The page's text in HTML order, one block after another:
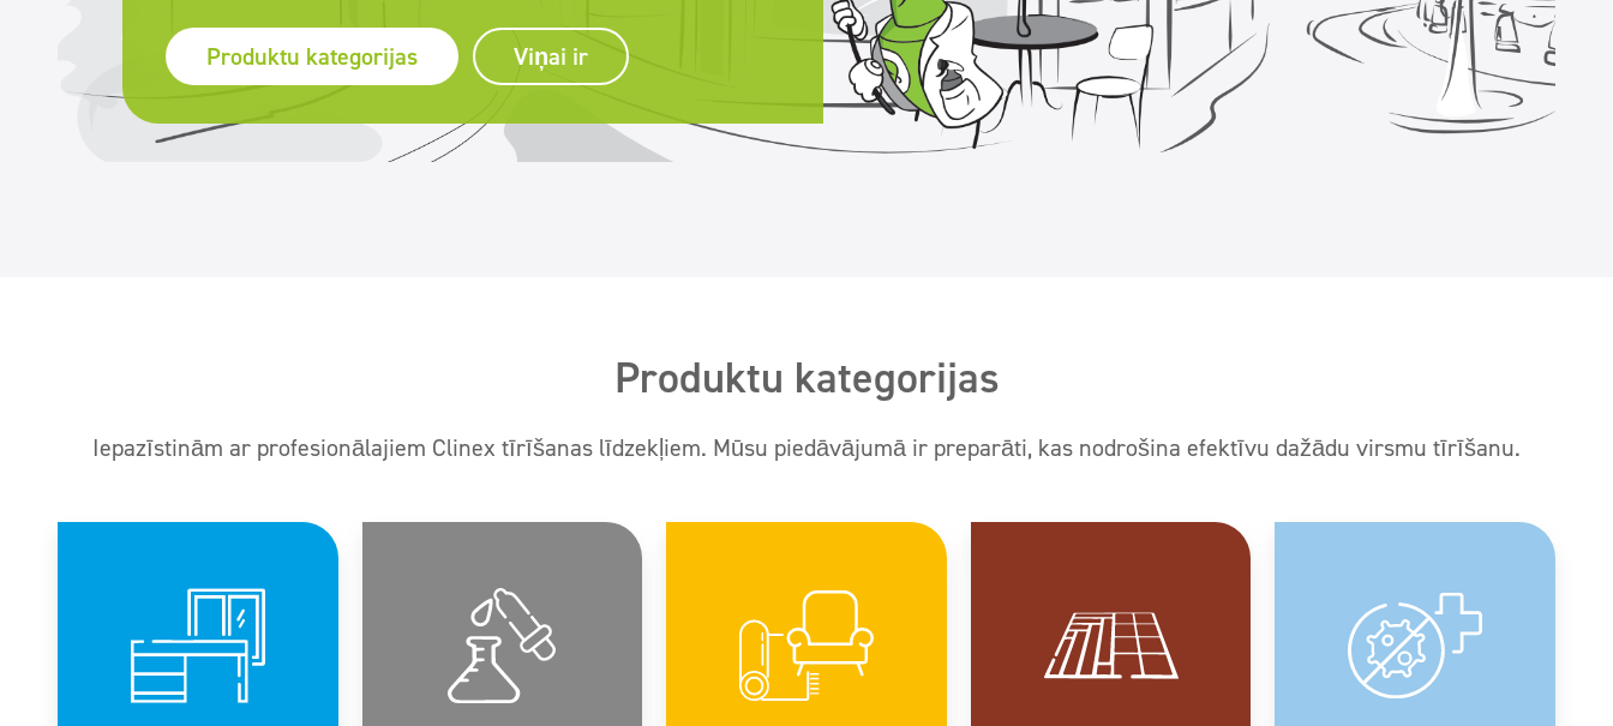
Produktu kategorijas Viņai ir
Produktu kategorijas
Iepazīstinām ar profesionālajiem Clinex tīrīšanas līdzekļiem. Mūsu piedāvājumā ir preparāti, kas nodrošina efektīvu dažādu virsmu tīrīšanu.